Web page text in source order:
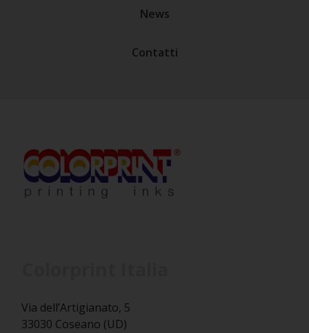
News
Contatti
Via dell’Artigianato, 5
33030 Coseano (UD)